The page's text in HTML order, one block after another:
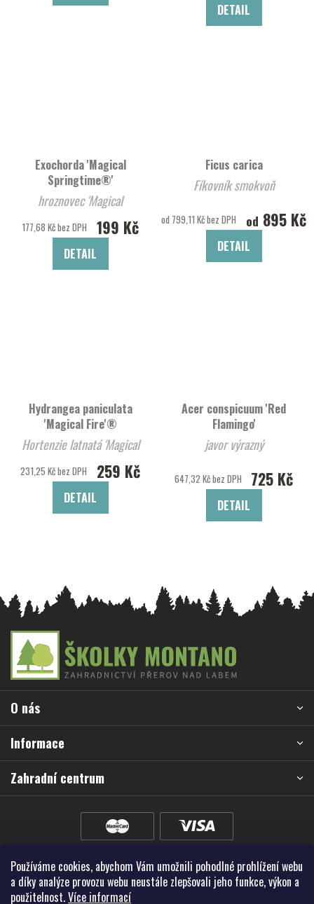
Používáme cookies, abychom Vám umožnili pohodlné prohlížení webu
a díky analýze provozu webu neustále zlepšovali jeho funkce, výkon a
použitelnost.Více informací
DETAIL
Exochorda 'Magical
Springtime®'
hroznovec 'Magical
Springtime®'
177,68 Kč bez DPH 199 Kč
DETAIL
Ficus carica
Fíkovník smokvoň
od 799,11 Kč bez DPH od 895 Kč
DETAIL
Hydrangea paniculata
'Magical Fire'®
Hortenzie latnatá 'Magical
231,25 Kč bez DPH 259 Kč
DETAIL
Acer conspicuum 'Red
Flamingo'
javor výrazný
647,32 Kč bez DPH 725 Kč
DETAIL
a
í
O nás
Informace
Zahradní centrum